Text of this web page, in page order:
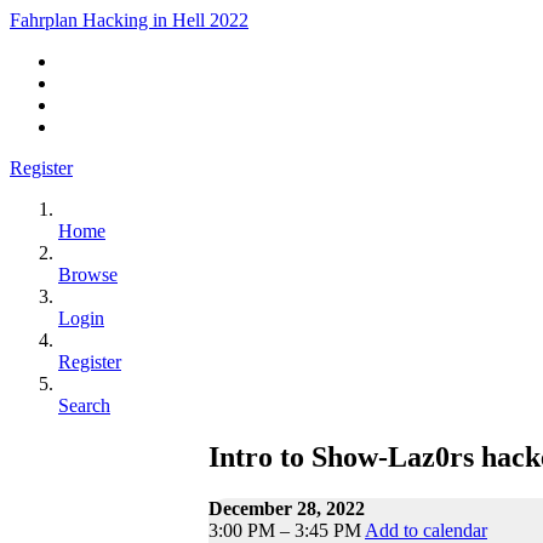
Fahrplan Hacking in Hell 2022
Register
Home
Browse
Login
Register
Search
Intro to Show-Laz0rs
December 28, 2022
3:00 PM – 3:45 PM Add to calendar